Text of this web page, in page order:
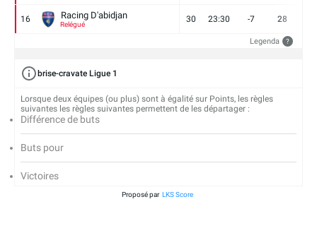
16 Racing D'abidjan
Relégué
30 23:30 -7 28
Legenda ?
brise-cravate Ligue 1
Lorsque deux équipes (ou plus) sont à égalité sur Points, les règles
suivantes les règles suivantes permettent de les départager :
Différence de buts
Buts pour
Victoires
Proposé par LKS Score